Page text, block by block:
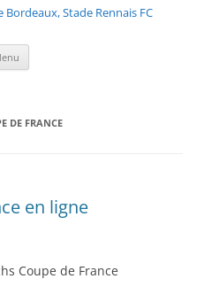
Bordeaux, Stade Rennais FC
DE FRANCE
en ligne
Coupe de France